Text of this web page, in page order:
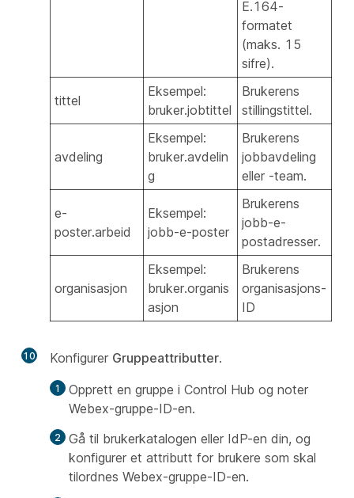
E.164-
formatet
(maks. 15
sifre).
tittel
Eksempel:
bruker.jobtittel
Brukerens
stillingstittel.
avdeling
Eksempel:
bruker.avdelin
g
Brukerens
jobbavdeling
eller -team.
e-
poster.arbeid
Eksempel:
jobb-e-poster
Brukerens
jobb-e-
postadresser.
organisasjon
Eksempel:
bruker.organis
asjon
Brukerens
organisasjons-
ID
10 Konfigurer Gruppeattributter.
Opprett en gruppe i Control Hub og noter
Webex-gruppe-ID-en.
Gå til brukerkatalogen eller IdP-en din, og
konfigurer et attributt for brukere som skal
tilordnes Webex-gruppe-ID-en.